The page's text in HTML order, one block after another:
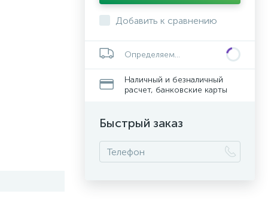
Добавить к сравнению
Определяем...
Наличный и безналичный
расчет, банковские карты
Быстрый заказ